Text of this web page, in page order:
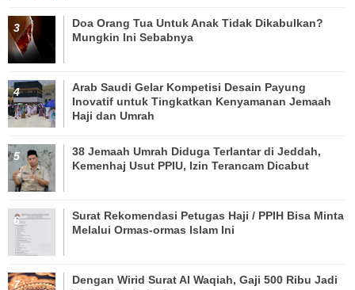
Doa Orang Tua Untuk Anak Tidak Dikabulkan?
Mungkin Ini Sebabnya
Arab Saudi Gelar Kompetisi Desain Payung
Inovatif untuk Tingkatkan Kenyamanan Jemaah
Haji dan Umrah
38 Jemaah Umrah Diduga Terlantar di Jeddah,
Kemenhaj Usut PPIU, Izin Terancam Dicabut
Surat Rekomendasi Petugas Haji / PPIH Bisa Minta
Melalui Ormas-ormas Islam Ini
Dengan Wirid Surat Al Waqiah, Gaji 500 Ribu Jadi